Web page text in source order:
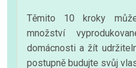
Těmito 10 kroky
množství
domácnosti a žít
postupně budujte svůj